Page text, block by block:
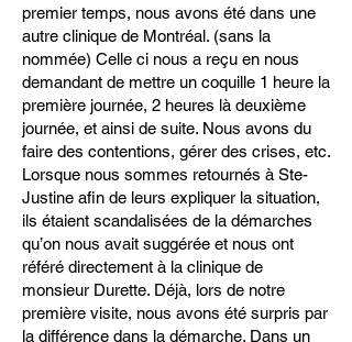
premier temps, nous avons été dans une
autre clinique de Montréal. (sans la
nommée) Celle ci nous a reçu en nous
demandant de mettre un coquille 1 heure la
première journée, 2 heures là deuxième
journée, et ainsi de suite. Nous avons du
faire des contentions, gérer des crises, etc.
Lorsque nous sommes retournés à Ste-
Justine afin de leurs expliquer la situation,
ils étaient scandalisées de la démarches
qu’on nous avait suggérée et nous ont
référé directement à la clinique de
monsieur Durette. Déjà, lors de notre
première visite, nous avons été surpris par
la différence dans la démarche. Dans un